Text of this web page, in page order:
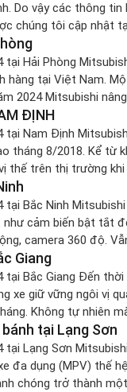
Do vậy các thông tin
chúng tôi cập nhật
2024 […]
tại Hải Phòng
hàng tại Việt Nam.
2024 Mitsubishi
cảm biến bật/tắt đèn
ĐỊNH
tại Nam Định
tháng 8/2018. Kể từ
thế trên thị trường khi
xe […]
tại Bắc Ninh
cảm biến bật tắt
camera 360 độ.
mã lực với 3 […]
Giang
tại Bắc Giang Đến
xe giữ vững ngôi vị
Không tự nhiên
tưởng và chọn lựa
tại Lạng Sơn
tại Lạng Sơn
đa dụng (MPV) thế
chóng trở thành